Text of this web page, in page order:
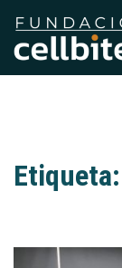
Etiqueta: